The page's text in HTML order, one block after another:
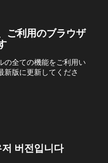
ご利用のブラウザ
の全ての機能をご利用い
新版に更新してくださ
버전입니다